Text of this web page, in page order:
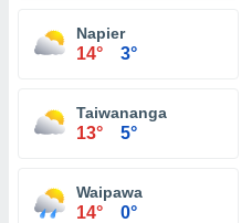
Napier
14° 3°
Taiwananga
13° 5°
Waipawa
14° 0°